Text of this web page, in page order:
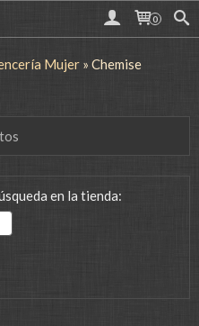
0
Mujer » Chemise
en la tienda: